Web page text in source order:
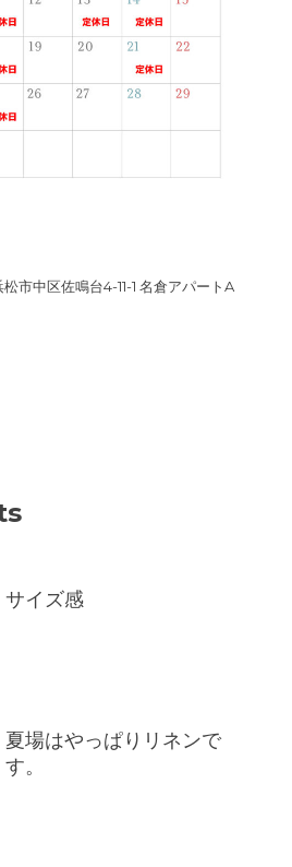
市中区佐鳴台4-11-1 名倉アパートA
サイズ感
夏場はやっぱりリネンで
す。